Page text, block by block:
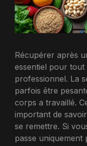
Récupérer après
essentiel pour tout
professionnel. La
parfois être
corps a travaillé.
important de
se remettre. Si
passe